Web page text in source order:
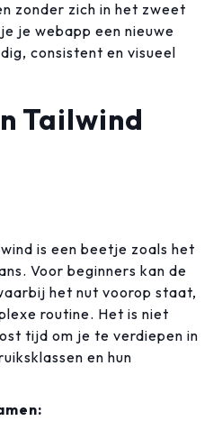
zonder zich in het zweet
je webapp een nieuwe
consistent en visueel
Tailwind
is een beetje zoals het
Voor beginners kan de
het nut voorop staat,
routine. Het is niet
tijd om je te verdiepen in
en hun